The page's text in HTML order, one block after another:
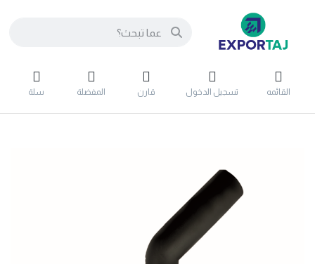
القائمه تسجيل الدخول قارن المفضلة سلة